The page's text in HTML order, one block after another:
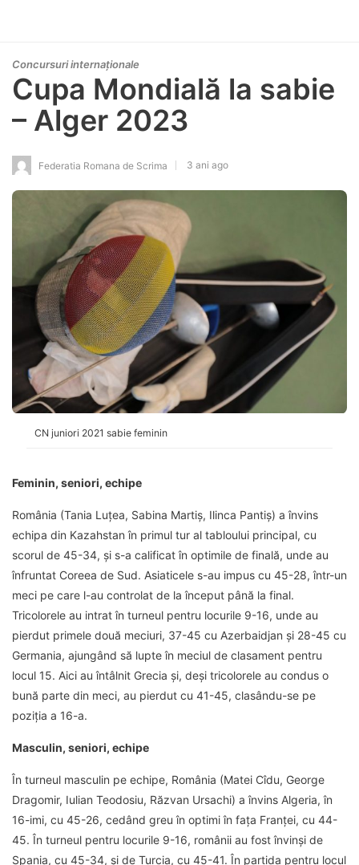
Concursuri internaționale
Cupa Mondială la sabie
– Alger 2023
Federatia Romana de Scrima 3 ani ago
CN juniori 2021 sabie feminin
Feminin, seniori, echipe
România (Tania Luțea, Sabina Martiș, Ilinca Pantiș) a învins
echipa din Kazahstan în primul tur al tabloului principal, cu
scorul de 45-34, și s-a calificat în optimile de finală, unde au
înfruntat Coreea de Sud. Asiaticele s-au impus cu 45-28, într-un
meci pe care l-au controlat de la început până la final.
Tricolorele au intrat în turneul pentru locurile 9-16, unde au
pierdut primele două meciuri, 37-45 cu Azerbaidjan și 28-45 cu
Germania, ajungând să lupte în meciul de clasament pentru
locul 15. Aici au întâlnit Grecia și, deși tricolorele au condus o
bună parte din meci, au pierdut cu 41-45, clasându-se pe
poziția a 16-a.
Masculin, seniori, echipe
În turneul masculin pe echipe, România (Matei Cîdu, George
Dragomir, Iulian Teodosiu, Răzvan Ursachi) a învins Algeria, în
16-imi, cu 45-26, cedând greu în optimi în fața Franței, cu 44-
45. În turneul pentru locurile 9-16, românii au fost învinși de
Spania, cu 45-34, și de Turcia, cu 45-41. În partida pentru locul